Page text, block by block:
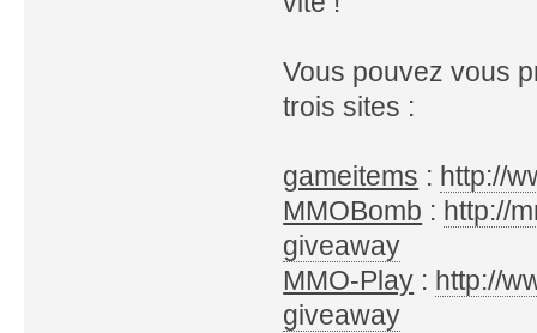
Vous pouvez vous
trois sites :
gameitems : http://
MMOBomb : http://
giveaway
MMO-Play : http://
giveaway